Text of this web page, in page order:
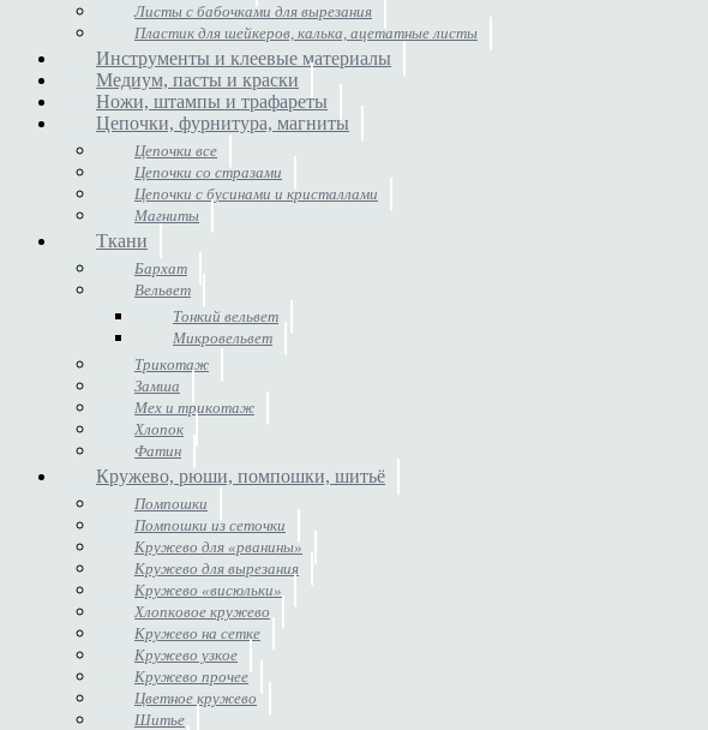
Листы с бабочками для вырезания
Пластик для шейкеров, калька, ацетатные листы
Инструменты и клеевые материалы
Медиум, пасты и краски
Ножи, штампы и трафареты
Цепочки, фурнитура, магниты
Цепочки все
Цепочки со стразами
Цепочки с бусинами и кристаллами
Магниты
Ткани
Бархат
Вельвет
Тонкий вельвет
Микровельвет
Трикотаж
Замша
Мех и трикотаж
Хлопок
Фатин
Кружево, рюши, помпошки, шитьё
Помпошки
Помпошки из сеточки
Кружево для «рванины»
Кружево для вырезания
Кружево «висюльки»
Хлопковое кружево
Кружево на сетке
Кружево узкое
Кружево прочее
Цветное кружево
Шитье